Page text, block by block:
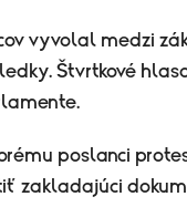
vyvolal medzi
Štvrtkové
poslanci
zakladajúci